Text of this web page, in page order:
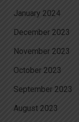
January 2024
December 2023
November 2023
October 2023
September 2023
August 2023